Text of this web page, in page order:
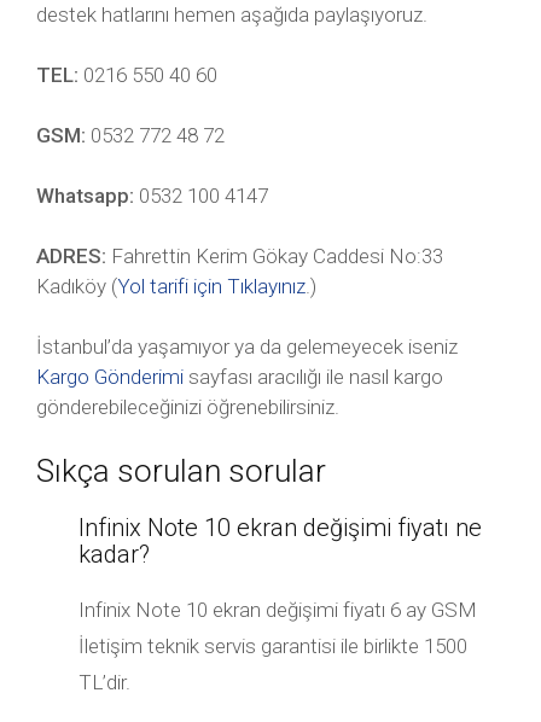
destek hatlarını hemen aşağıda paylaşıyoruz.
TEL: 0216 550 40 60
GSM: 0532 772 48 72
Whatsapp: 0532 100 4147
ADRES: Fahrettin Kerim Gökay Caddesi No:33
Kadıköy (Yol tarifi için Tıklayınız.)
İstanbul’da yaşamıyor ya da gelemeyecek iseniz
Kargo Gönderimi sayfası aracılığı ile nasıl kargo
gönderebileceğinizi öğrenebilirsiniz.
Sıkça sorulan sorular
Infinix Note 10 ekran değişimi fiyatı ne
kadar?
Infinix Note 10 ekran değişimi fiyatı 6 ay GSM
İletişim teknik servis garantisi ile birlikte 1500
TL’dir.